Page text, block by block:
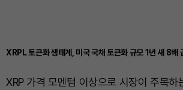
XRPL 토큰화 생태계, 미국 국채 토큰화 규모 1년 새 8배
XRP 가격 모멘텀 이상으로 시장이 주목하